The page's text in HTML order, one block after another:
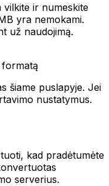
vilkite ir numeskite
yra nemokami.
už naudojimą.
formatą
šiame puslapyje. Jei
nustatymus.
kad pradėtumėte
serverius.